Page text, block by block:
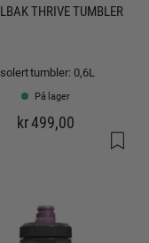
THRIVE TUMBLER
tumbler: 0,6L
På lager
kr 499,00